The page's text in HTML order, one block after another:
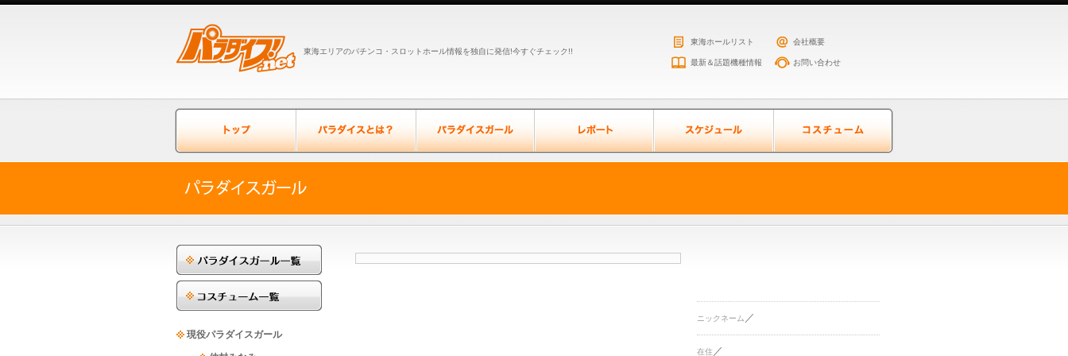
東海エリアのパチンコ・スロットホール情報を独自に発信!今すぐチェック!!
東海ホールリスト 会社概要
最新＆話題機種情報 お問い合わせ
現役パラダイスガール
ニックネーム ／
在住 ／